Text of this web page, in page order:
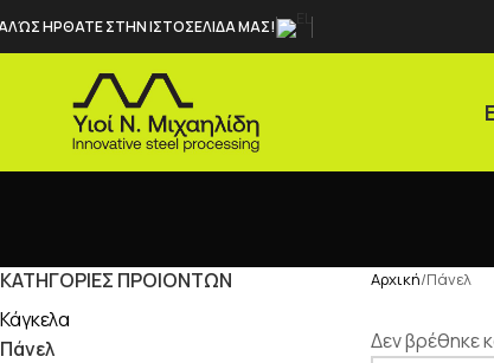
ΗΡΘΑΤΕ ΣΤΗΝ ΙΣΤΟΣΕΛΙΔΑ ΜΑΣ!
ΚΑΤΗΓΟΡΙΕΣ ΠΡΟΙΟΝΤΩΝ
Κάγκελα
Πάνελ
Αρχική Πάνελ
Δεν βρέθηκε